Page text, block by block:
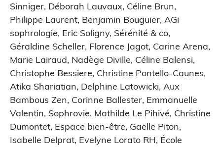
Sinniger, Déborah Lauvaux, Céline Brun,
Philippe Laurent, Benjamin Bouguier, AGi
sophrologie, Eric Soligny, Sérénité & co,
Géraldine Scheller, Florence Jagot, Carine Arena,
Marie Lairaud, Nadège Diville, Céline Balensi,
Christophe Bessiere, Christine Pontello-Caunes,
Atika Shariatian, Delphine Latowicki, Aux
Bambous Zen, Corinne Ballester, Emmanuelle
Valentin, Sophrovie, Mathilde Le Pihivé, Christine
Dumontet, Espace bien-être, Gaëlle Piton,
Isabelle Delprat, Evelyne Lorato RH, École